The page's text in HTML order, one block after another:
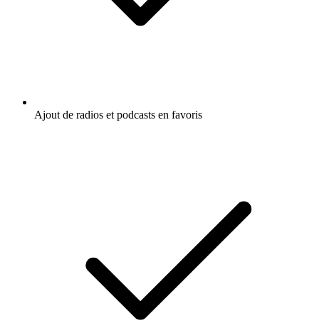
Ajout de radios et podcasts en favoris